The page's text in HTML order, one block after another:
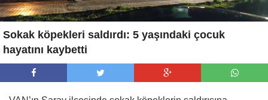
Sokak köpekleri saldırdı: 5 yaşındaki çocuk
hayatını kaybetti